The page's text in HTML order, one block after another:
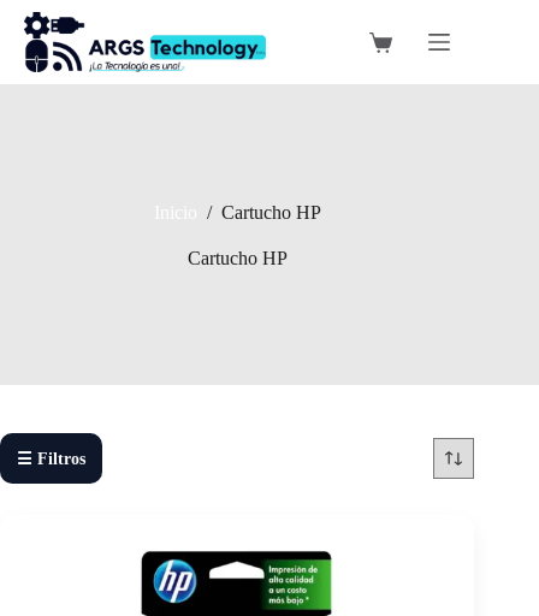
Saltar
contenido
Carro
/ Cartucho HP
Cartucho HP
☰ Filtros